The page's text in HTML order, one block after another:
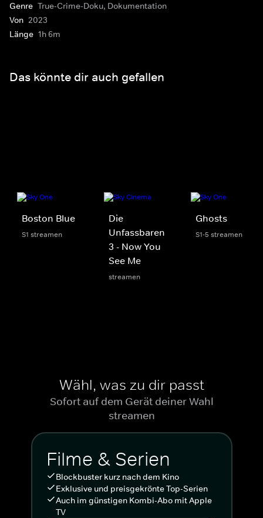
Genre True-Crime-Doku, Dokumentation
Von 2023
Länge 1h 6m
Das könnte dir auch gefallen
Boston Blue
S1 streamen
Die
Unfassbaren
3 - Now You
See Me
streamen
Ghosts
S1-5 streamen
Wähl, was zu dir passt
Sofort auf dem Gerät deiner Wahl
streamen
Filme & Serien
Blockbuster kurz nach dem Kino
Exklusive und preisgekrönte Top-Serien
Auch im günstigen Kombi-Abo mit Apple
TV